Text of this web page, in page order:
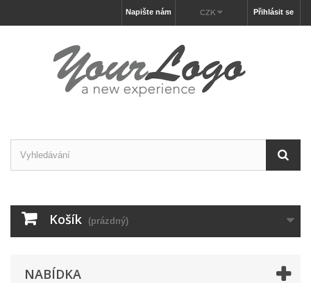
Přihlásit se
CZK
Napište nám
Košík (prázdný)
NABÍDKA